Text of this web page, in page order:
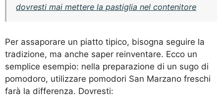
dovresti mai mettere la pastiglia nel contenitore
Per assaporare un piatto tipico, bisogna seguire la
tradizione, ma anche saper reinventare. Ecco un
semplice esempio: nella preparazione di un sugo di
pomodoro, utilizzare pomodori San Marzano freschi
farà la differenza. Dovresti: